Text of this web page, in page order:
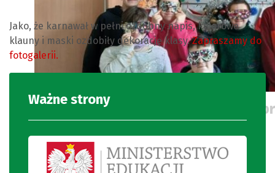
Uczniowie prezentują wykonane
Jako, że karnawał w pełni ozdobny napis, kolorowe
klauny i maski ozdobiły dekorację klasy.Zapraszamy do
fotogalerii.
Ważne strony